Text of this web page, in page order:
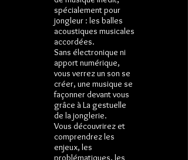
spécialement pour
jongleur : les balles
acoustiques musicales
accordées.
Sans électronique ni
apport numérique,
vous verrez un son se
créer, une musique se
façonner devant vous
grâce à La gestuelle
de la jonglerie.
Vous découvrirez et
comprendrez les
enjeux, les
problématiques, les